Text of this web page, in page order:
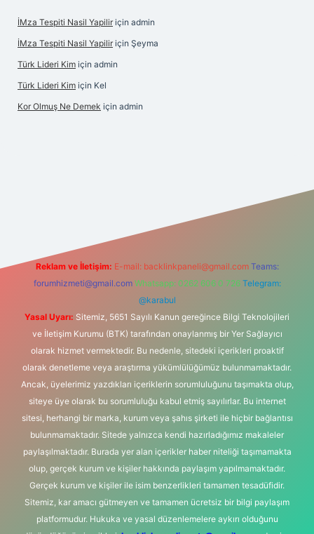
İMza Tespiti Nasil Yapilir için admin
İMza Tespiti Nasil Yapilir için Şeyma
Türk Lideri Kim için admin
Türk Lideri Kim için Kel
Kor Olmuş Ne Demek için admin
Reklam ve İletişim: E-mail: backlinkpaneli@gmail.com Teams:
forumhizmeti@gmail.com Whatsapp: 0262 606 0 726 Telegram:
@karabul
Yasal Uyarı: Sitemiz, 5651 Sayılı Kanun gereğince Bilgi Teknolojileri
ve İletişim Kurumu (BTK) tarafından onaylanmış bir Yer Sağlayıcı
olarak hizmet vermektedir. Bu nedenle, sitedeki içerikleri proaktif
olarak denetleme veya araştırma yükümlülüğümüz bulunmamaktadır.
Ancak, üyelerimiz yazdıkları içeriklerin sorumluluğunu taşımakta olup,
siteye üye olarak bu sorumluluğu kabul etmiş sayılırlar. Bu internet
sitesi, herhangi bir marka, kurum veya şahıs şirketi ile hiçbir bağlantısı
bulunmamaktadır. Sitede yalnızca kendi hazırladığımız makaleler
paylaşılmaktadır. Burada yer alan içerikler haber niteliği taşımamakta
olup, gerçek kurum ve kişiler hakkında paylaşım yapılmamaktadır.
Gerçek kurum ve kişiler ile isim benzerlikleri tamamen tesadüfidir.
Sitemiz, kar amacı gütmeyen ve tamamen ücretsiz bir bilgi paylaşım
platformudur. Hukuka ve yasal düzenlemelere aykırı olduğunu